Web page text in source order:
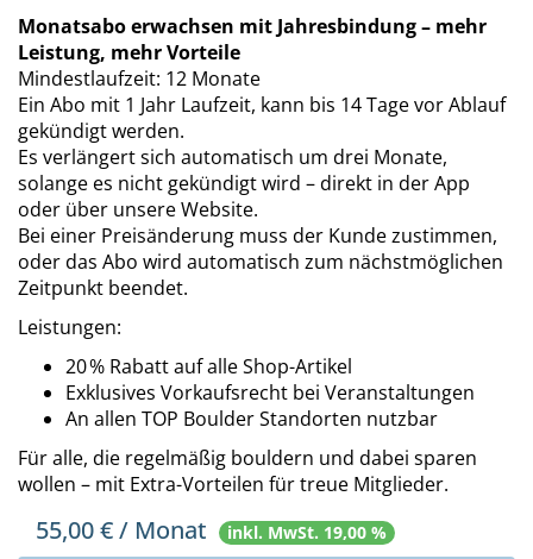
Monatsabo erwachsen mit Jahresbindung – mehr
Leistung, mehr Vorteile
Mindestlaufzeit: 12 Monate
Ein Abo mit 1 Jahr Laufzeit, kann bis 14 Tage vor Ablauf
gekündigt werden.
Es verlängert sich automatisch um drei Monate,
solange es nicht gekündigt wird – direkt in der App
oder über unsere Website.
Bei einer Preisänderung muss der Kunde zustimmen,
oder das Abo wird automatisch zum nächstmöglichen
Zeitpunkt beendet.
Leistungen:
20 % Rabatt auf alle Shop-Artikel
Exklusives Vorkaufsrecht bei Veranstaltungen
An allen TOP Boulder Standorten nutzbar
Für alle, die regelmäßig bouldern und dabei sparen
wollen – mit Extra-Vorteilen für treue Mitglieder.
55,00€ / Monat inkl. MwSt. 19,00 %